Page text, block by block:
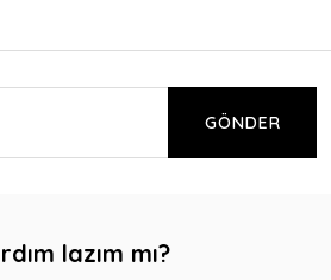
GÖNDER
lazım mı?